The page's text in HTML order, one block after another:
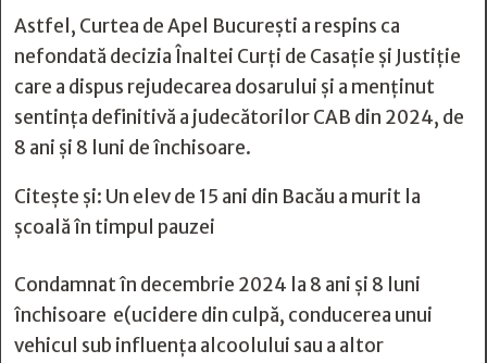
Astfel, Curtea de Apel București a respins ca
nefondată decizia Înaltei Curți de Casație și Justiție
care a dispus rejudecarea dosarului și a menținut
sentința definitivă a judecătorilor CAB din 2024, de
8 ani și 8 luni de închisoare.
Citește și: Un elev de 15 ani din Bacău a murit la
şcoală în timpul pauzei
Condamnat în decembrie 2024 la 8 ani și 8 luni
închisoare e(ucidere din culpă, conducerea unui
vehicul sub influenţa alcoolului sau a altor